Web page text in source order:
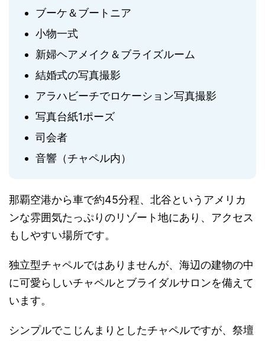
ブーケ＆ブートニア
小物一式
新婦ヘアメイク＆ブライズルーム
結婚式の写真撮影
アラハビーチでロケーション写真撮影
写真台紙1ポーズ
司会者
音響（チャペル内）
那覇空港から車で約45分程、北谷というアメリカ
ンな雰囲気たっぷりのリゾート地にあり、アクセス
もしやすい場所です。
独立型チャペルではありませんが、海辺の建物の中
に可愛らしいチャペルとブライダルサロンを備えて
います。
シンプルでこじんまりとしたチャペルですが、祭壇